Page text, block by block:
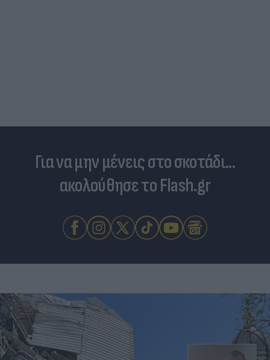
Για να μην μένεις στο σκοτάδι...
ακολούθησε το Flash.gr